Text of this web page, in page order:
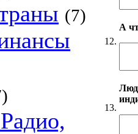
(7)
12.
А
13.